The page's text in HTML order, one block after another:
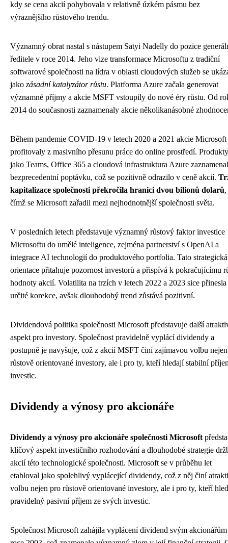
kdy se cena akcií pohybovala v relativně úzkém pásmu bez
výraznějšího růstového trendu.
Významný obrat nastal s nástupem Satyi Nadelly do pozice
ředitele v roce 2014. Jeho vize transformace Microsoftu z tradiční
softwarové společnosti na lídra v oblasti cloudových služeb se
jako zásadní katalyzátor růstu. Platforma Azure začala generovat
významné příjmy a akcie MSFT vstoupily do nové éry růstu. Od
2014 do současnosti zaznamenaly akcie několikanásobné
Během pandemie COVID-19 v letech 2020 a 2021 akcie Microsoft
profitovaly z masivního přesunu práce do online prostředí. Produkty
jako Teams, Office 365 a cloudová infrastruktura Azure
bezprecedentní poptávku, což se pozitivně odrazilo v ceně akcií.
kapitalizace společnosti překročila hranici dvou bilionů dolarů,
čímž se Microsoft zařadil mezi nejhodnotnější společnosti světa.
V posledních letech představuje významný růstový faktor investice
Microsoftu do umělé inteligence, zejména partnerství s OpenAI a
integrace AI technologií do produktového portfolia. Tato strategická
orientace přitahuje pozornost investorů a přispívá k pokračujícímu
hodnoty akcií. Volatilita na trzích v letech 2022 a 2023 sice přinesla
určité korekce, avšak dlouhodobý trend zůstává pozitivní.
Dividendová politika společnosti Microsoft představuje další
aspekt pro investory. Společnost pravidelně vyplácí dividendy a
postupně je navyšuje, což z akcií MSFT činí zajímavou volbu
růstově orientované investory, ale i pro ty, kteří hledají stabilní
investic.
Dividendy a výnosy pro akcionáře
Dividendy a výnosy pro akcionáře společnosti Microsoft
klíčový aspekt investičního rozhodování a dlouhodobé strategie
akcií této technologické společnosti. Microsoft se v průběhu let
etabloval jako spolehlivý vyplácející dividendy, což z něj činí
volbu nejen pro růstově orientované investory, ale i pro ty, kteří
pravidelný pasivní příjem ze svých investic.
Společnost Microsoft zahájila vyplácení dividend svým